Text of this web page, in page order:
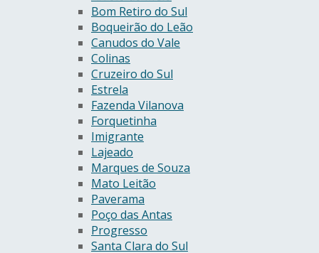
Bom Retiro do Sul
Boqueirão do Leão
Canudos do Vale
Colinas
Cruzeiro do Sul
Estrela
Fazenda Vilanova
Forquetinha
Imigrante
Lajeado
Marques de Souza
Mato Leitão
Paverama
Poço das Antas
Progresso
Santa Clara do Sul